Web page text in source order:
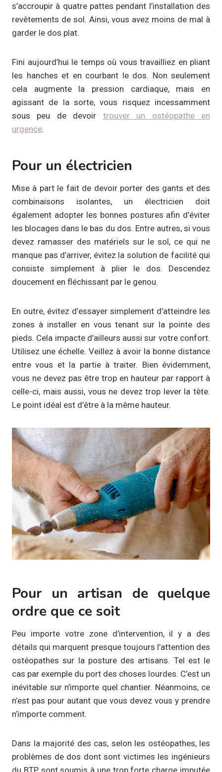
s’accroupir à quatre pattes pendant l’installation des
revêtements de sol. Ainsi, vous avez moins de mal à
garder le dos plat.
Fini aujourd’hui le temps où vous travailliez en pliant
les hanches et en courbant le dos. Non seulement
cela augmente la pression cardiaque, mais en
agissant de la sorte, vous risquez incessamment
sous peu de devoir trouver un ostéopathe en
urgence.
Pour un électricien
Mise à part le fait de devoir porter des gants et des
combinaisons isolantes, un électricien doit
également adopter les bonnes postures afin d’éviter
les blocages dans le bas du dos. Entre autres, si vous
devez ramasser des matériels sur le sol, ce qui ne
manque pas d’arriver, évitez la solution de facilité qui
consiste simplement à plier le dos. Descendez
doucement en fléchissant par le genou.
En outre, évitez d’essayer simplement d’atteindre les
zones à installer en vous tenant sur la pointe des
pieds. Cela impacte d’ailleurs aussi sur votre confort.
Utilisez une échelle. Veillez à avoir la bonne distance
entre vous et la partie à traiter. Bien évidemment,
vous ne devez pas être trop en hauteur par rapport à
celle-ci, mais aussi, vous ne devez trop lever la tête.
Le point idéal est d’être à la même hauteur.
Pour un artisan de quelque
ordre que ce soit
Peu importe votre zone d’intervention, il y a des
détails qui marquent presque toujours l’attention des
ostéopathes sur la posture des artisans. Tel est le
cas par exemple du port des choses lourdes. C’est un
inévitable sur n’importe quel chantier. Néanmoins, ce
n’est pas pour autant que vous devez vous y prendre
n’importe comment.
Dans la majorité des cas, selon les ostéopathes, les
problèmes de dos dont sont victimes les ingénieurs
du BTP sont soumis à une trop forte charge imputée